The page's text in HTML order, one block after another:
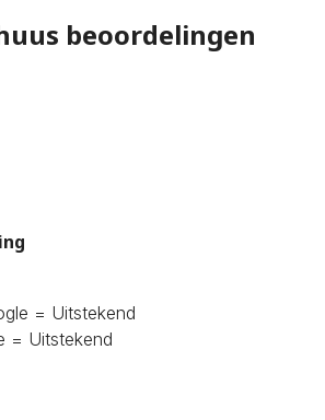
beoordelingen
= Uitstekend
= Uitstekend